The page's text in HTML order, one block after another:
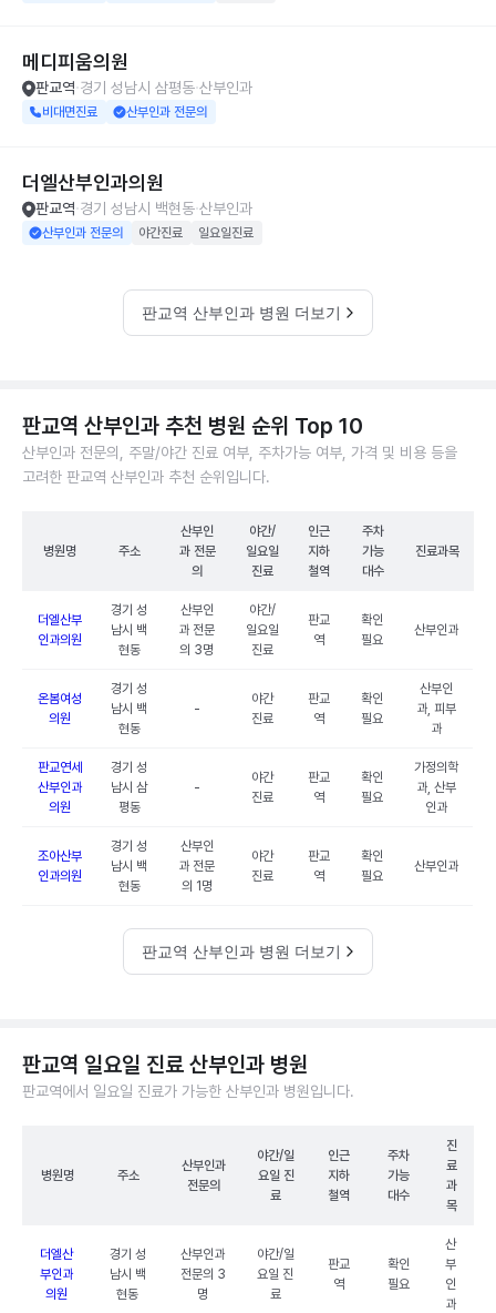
메디피움의원
판교역 경기 성남시 삼평동 산부인과
비대면진료 산부인과 전문의
더엘산부인과의원
판교역 경기 성남시 백현동 산부인과
산부인과 전문의 야간진료 일요일진료
판교역 산부인과 병원 더보기
판교역 산부인과 추천 병원 순위 Top 10
산부인과 전문의, 주말/야간 진료 여부, 주차가능 여부, 가격 및 비용 등을
고려한 판교역 산부인과 추천 순위입니다.
병원명 주소
산부인
과 전문
의
야간/
일요일
진료
인근
지하
철역
주차
가능
대수
진료과목
더엘산부
인과의원
경기 성
남시 백
현동
산부인
과 전문
의 3명
야간/
일요일
진료
판교
역
확인
필요
산부인과
온봄여성
의원
경기 성
남시 백
현동
-
야간
진료
판교
역
확인
필요
산부인
과, 피부
과
판교연세
산부인과
의원
경기 성
남시 삼
평동
-
야간
진료
판교
역
확인
필요
가정의학
과, 산부
인과
조아산부
인과의원
경기 성
남시 백
현동
산부인
과 전문
의 1명
야간
진료
판교
역
확인
필요
산부인과
판교역 산부인과 병원 더보기
판교역 일요일 진료 산부인과 병원
판교역에서 일요일 진료가 가능한 산부인과 병원입니다.
병원명 주소
산부인과
전문의
야간/일
요일 진
료
인근
지하
철역
주차
가능
대수
진
료
과
목
더엘산
부인과
의원
경기 성
남시 백
현동
산부인과
전문의 3
명
야간/일
요일 진
료
판교
역
확인
필요
산
부
인
과